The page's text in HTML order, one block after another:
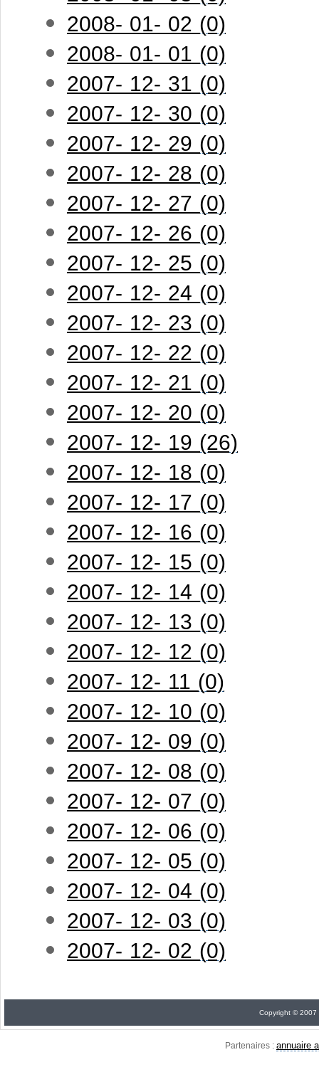
2008- 01- 02 (0)
2008- 01- 01 (0)
2007- 12- 31 (0)
2007- 12- 30 (0)
2007- 12- 29 (0)
2007- 12- 28 (0)
2007- 12- 27 (0)
2007- 12- 26 (0)
2007- 12- 25 (0)
2007- 12- 24 (0)
2007- 12- 23 (0)
2007- 12- 22 (0)
2007- 12- 21 (0)
2007- 12- 20 (0)
2007- 12- 19 (26)
2007- 12- 18 (0)
2007- 12- 17 (0)
2007- 12- 16 (0)
2007- 12- 15 (0)
2007- 12- 14 (0)
2007- 12- 13 (0)
2007- 12- 12 (0)
2007- 12- 11 (0)
2007- 12- 10 (0)
2007- 12- 09 (0)
2007- 12- 08 (0)
2007- 12- 07 (0)
2007- 12- 06 (0)
2007- 12- 05 (0)
2007- 12- 04 (0)
2007- 12- 03 (0)
2007- 12- 02 (0)
Copyright © 2007
Partenaires : annuaire